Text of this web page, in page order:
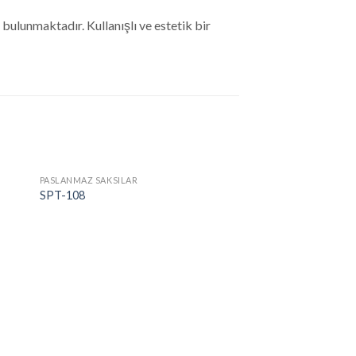
Kullanışlı ve estetik bir
PASLANMAZ SAKSILAR
SPT-108